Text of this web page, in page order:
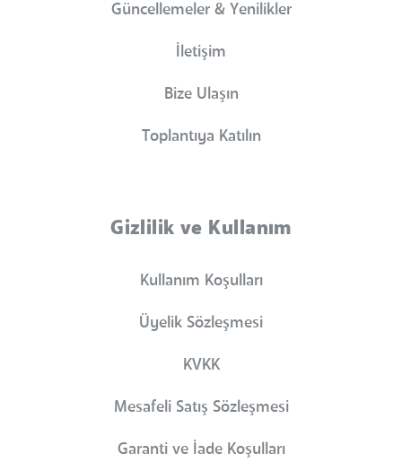
Güncellemeler & Yenilikler
İletişim
Bize Ulaşın
Toplantıya Katılın
Gizlilik ve Kullanım
Kullanım Koşulları
Üyelik Sözleşmesi
KVKK
Mesafeli Satış Sözleşmesi
Garanti ve İade Koşulları